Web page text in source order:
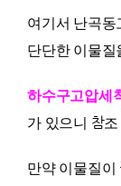
여기서 난곡동
단단한 이물질
하수구고압세
가 있으니 참
만약 이물질이